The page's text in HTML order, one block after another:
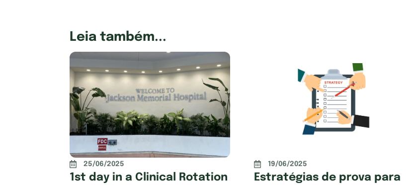
Leia também...
25/06/2025
1st day in a Clinical Rotation
19/06/2025
Estratégias de prova para